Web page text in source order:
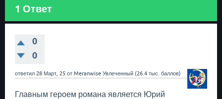
1 Ответ
0
0
ответил 28 Март, 25 от Meranwise Увлеченный (26.4 тыс. баллов)
Главным героем романа является Юрий